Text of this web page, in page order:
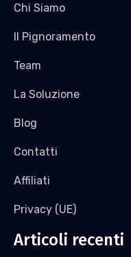
Chi Siamo
Il Pignoramento
Team
La Soluzione
Blog
Contatti
Affiliati
Privacy (UE)
Articoli recenti